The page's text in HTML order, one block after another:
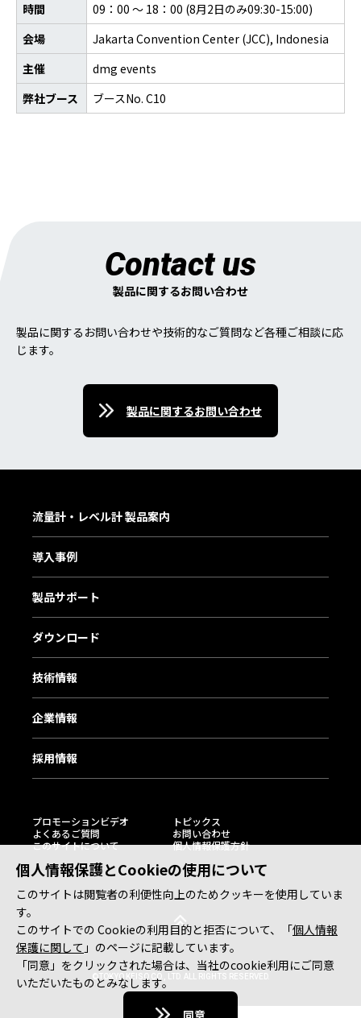
時間
09：00 ～ 18：00 (8月2日のみ09:30-15:00)
会場
Jakarta Convention Center (JCC), Indonesia
主催
dmg events
弊社ブース
ブースNo. C10
Contact us
製品に関するお問い合わせ
製品に関するお問い合わせや技術的なご質問など各種ご相談に応
じます。
製品に関するお問い合わせ
個人情報保護とCookieの使用について
このサイトは閲覧者の利便性向上のためクッキーを使用していま
す。
このサイトでの Cookieの利用目的と拒否について、「個人情報
保護に関して 」のページに記載しています。
「同意」をクリックされた場合は、当社のcookie利用にご同意
いただいたものとみなします。
同意
流量計・レベル計 製品案内
導入事例
製品サポート
ダウンロード
技術情報
企業情報
採用情報
プロモーションビデオ
トピックス
よくあるご質問
お問い合わせ
このサイトについて
個人情報保護方針
©TOKYO KEISO CO., LTD. ALL RIGHTS RESERVED.